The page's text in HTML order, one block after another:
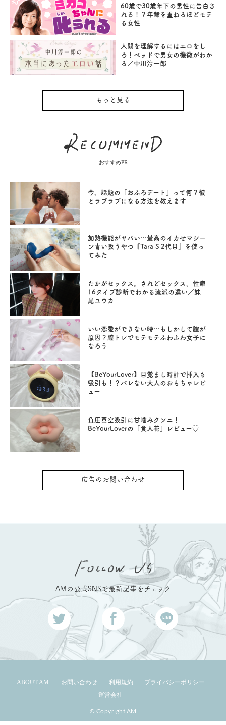
60歳で30歳年下の男性に告白さ
れる！？年齢を重ねるほどモテ
る女性
人間を理解するにはエロをし
ろ！ベッドで男女の機微がわか
る／中川淳一郎
もっと見る
おすすめPR
今、話題の「おふろデート」って何？彼
とラブラブになる方法を教えます
加熱機能がヤバい…最高のイカせマシー
ン青い吸うやつ『Tara S 2代目』を使っ
てみた
たかがセックス。されどセックス。性癖
16タイプ診断でわかる流派の違い／妹
尾ユウカ
いい恋愛ができない時…もしかして膣が
原因？膣トレでモテモテふわふわ女子に
なろう
【BeYourLover】目覚まし時計で挿入も
吸引も！？バレない大人のおもちゃレビ
ュー
負圧真空吸引に甘噛みクンニ！
BeYourLoverの「食人花」レビュー♡
広告のお問い合わせ
AMの公式SNSで最新記事をチェック
ABOUT AM お問い合わせ 利用規約
プライバシーポリシー
運営会社
© Copyright AM